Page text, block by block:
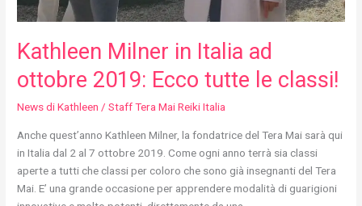
Kathleen Milner in Italia ad
ottobre 2019: Ecco tutte le classi!
News di Kathleen /Staff Tera Mai Reiki Italia
Anche quest’anno Kathleen Milner, la fondatrice del Tera Mai sarà qui
in Italia dal 2 al 7 ottobre 2019. Come ogni anno terrà sia classi
aperte a tutti che classi per coloro che sono già insegnanti del Tera
Mai. E’ una grande occasione per apprendere modalità di guarigioni